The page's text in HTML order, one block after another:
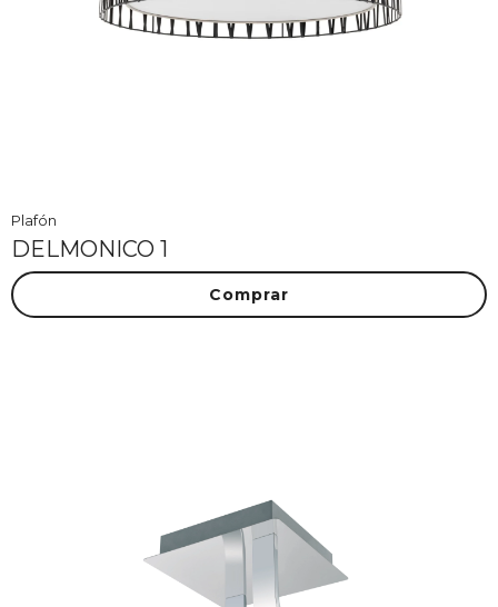
Plafón
DELMONICO 1
Comprar